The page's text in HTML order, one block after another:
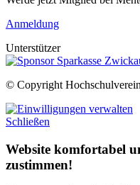
Anmeldung
Unterstützer
© Copyright
Schließen
Website komfortabel
zustimmen!